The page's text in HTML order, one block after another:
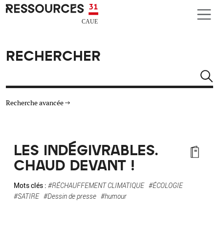
Aller au contenu principal
CAUE RESSOURCES 31
RECHERCHER
Recherche avancée
TYPE DE RESSOURCES
MATÉRIAUX
LES INDÉGIVRABLES.
CHAUD DEVANT !
Mots clés : #RÉCHAUFFEMENT CLIMATIQUE #ÉCOLOGIE
#SATIRE #Dessin de presse #humour